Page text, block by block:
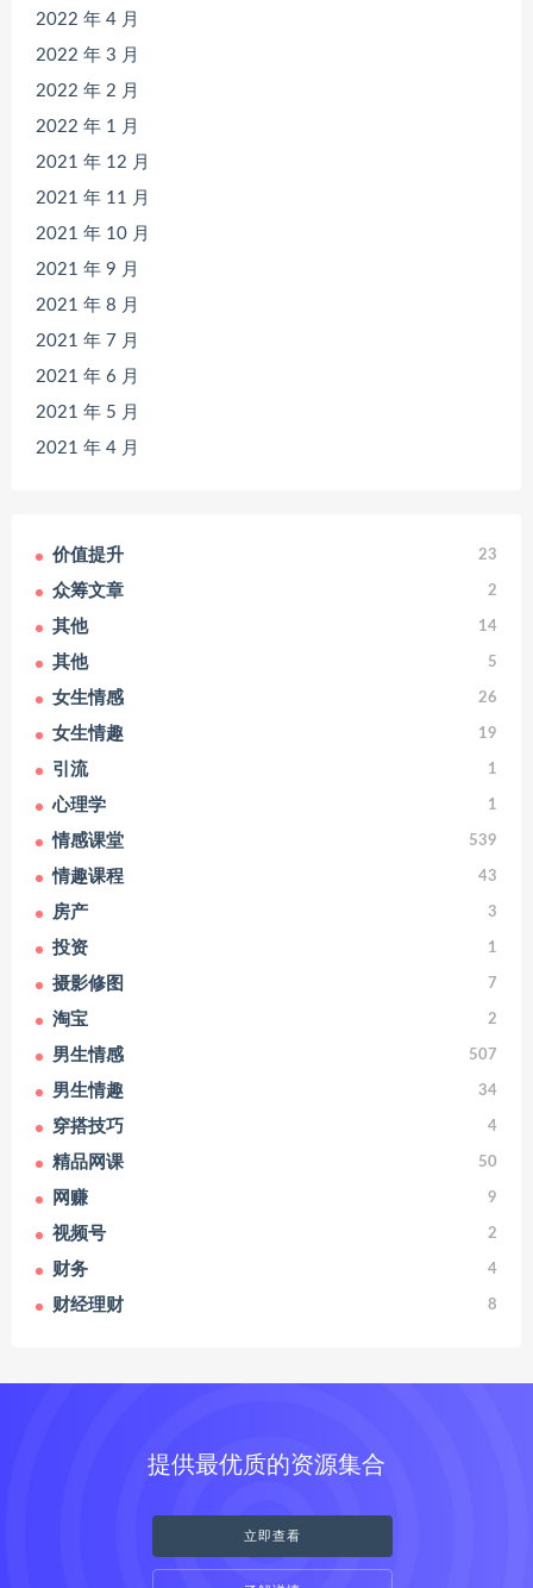
2022 年 4 月
2022 年 3 月
2022 年 2 月
2022 年 1 月
2021 年 12 月
2021 年 11 月
2021 年 10 月
2021 年 9 月
2021 年 8 月
2021 年 7 月
2021 年 6 月
2021 年 5 月
2021 年 4 月
价值提升 23
众筹文章 2
其他 14
其他 5
女生情感 26
女生情趣 19
引流 1
心理学 1
情感课堂 539
情趣课程 43
房产 3
投资 1
摄影修图 7
淘宝 2
男生情感 507
男生情趣 34
穿搭技巧 4
精品网课 50
网赚 9
视频号 2
财务 4
财经理财 8
提供最优质的资源集合
立即查看